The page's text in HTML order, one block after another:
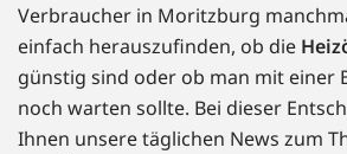
Verbraucher in Moritzburg
einfach herauszufinden, ob die
günstig sind oder ob man mit einer
noch warten sollte. Bei dieser
Ihnen unsere täglichen News zum